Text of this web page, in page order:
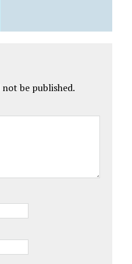
be published.